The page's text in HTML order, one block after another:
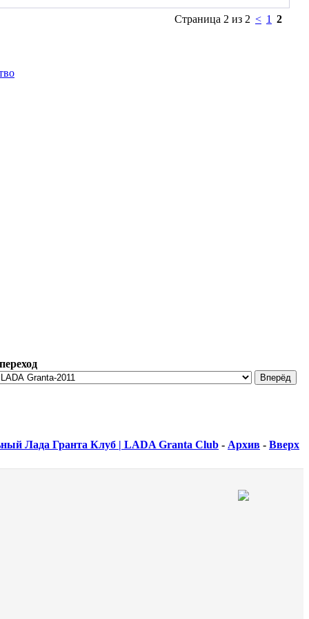
Страница 2 из 2 < 1 2
Лада Гранта Клуб | LADA Granta Club - Архив - Вверх